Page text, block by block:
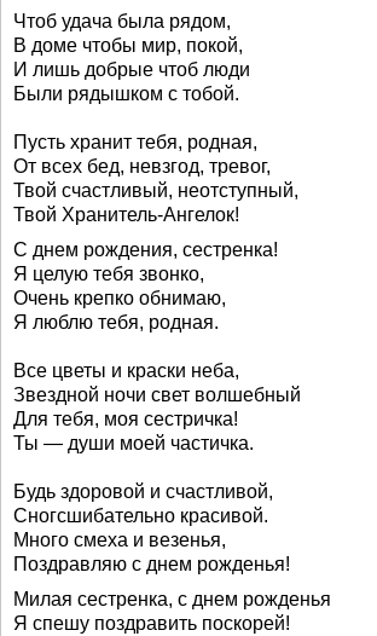
Чтоб удача была рядом,
В доме чтобы мир, покой,
И лишь добрые чтоб люди
Были рядышком с тобой.
Пусть хранит тебя, родная,
От всех бед, невзгод, тревог,
Твой счастливый, неотступный,
Твой Хранитель-Ангелок!
С днем рождения, сестренка!
Я целую тебя звонко,
Очень крепко обнимаю,
Я люблю тебя, родная.
Все цветы и краски неба,
Звездной ночи свет волшебный
Для тебя, моя сестричка!
Ты — души моей частичка.
Будь здоровой и счастливой,
Сногсшибательно красивой.
Много смеха и везенья,
Поздравляю с днем рожденья!
Милая сестренка, с днем рожденья
Я спешу поздравить поскорей!